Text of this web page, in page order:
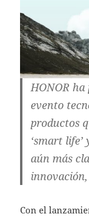
HONOR
evento
productos
‘smart
aún más
Con el